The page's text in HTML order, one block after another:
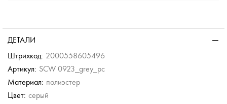
ДЕТАЛИ
Штрихкод: 2000558605496
Артикул: SCW 0923_grey_pc
Материал: полиэстер
Цвет: серый